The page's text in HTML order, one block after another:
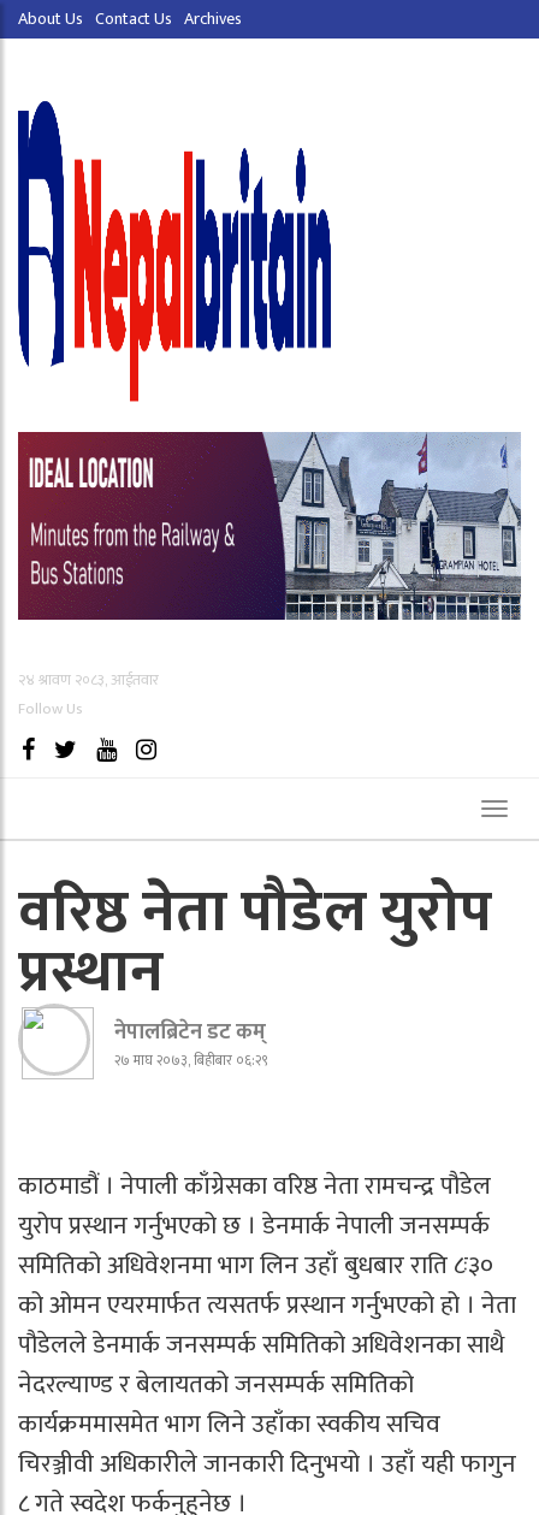
About Us Contact Us Archives
२४ श्रावण २०८३, आईतवार
Follow Us
वरिष्ठ नेता पौडेल युरोप
प्रस्थान
नेपालब्रिटेन डट कम्
२७ माघ २०७३, बिहीबार ०६:२९
काठमाडौं । नेपाली काँग्रेसका वरिष्ठ नेता रामचन्द्र पौडेल
युरोप प्रस्थान गर्नुभएको छ । डेनमार्क नेपाली जनसम्पर्क
समितिको अधिवेशनमा भाग लिन उहाँ बुधबार राति ८ः३०
को ओमन एयरमार्फत त्यसतर्फ प्रस्थान गर्नुभएको हो । नेता
पौडेलले डेनमार्क जनसम्पर्क समितिको अधिवेशनका साथै
नेदरल्याण्ड र बेलायतको जनसम्पर्क समितिको
कार्यक्रममासमेत भाग लिने उहाँका स्वकीय सचिव
चिरञ्जीवी अधिकारीले जानकारी दिनुभयो । उहाँ यही फागुन
८ गते स्वदेश फर्कनुहुनेछ ।